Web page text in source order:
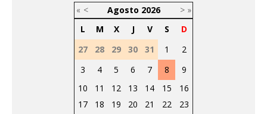
« < Agosto 2026 > »
L
M X J V S
D
27
28 29 30 31 1
2
3
4 5 6 7 8
9
10
11 12 13 14 15
16
17
18 19 20 21 22
23